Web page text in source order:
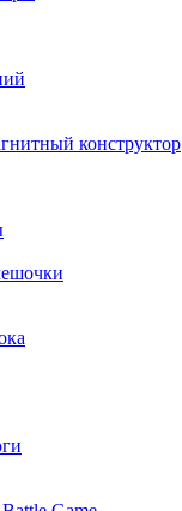
конструктор